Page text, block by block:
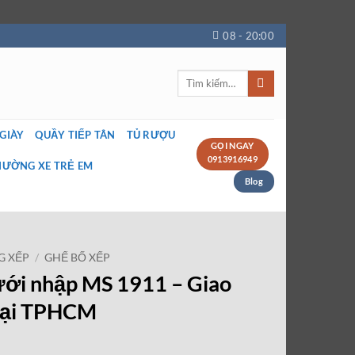
08 - 20:00
Tìm
QUẦY TIẾP TÂN TỦ RƯỢU
XE TRẺ EM
GỌI NGAY
0913916949
Blog
XẾP / GHẾ BỐ XẾP
nhập MS 1911 – Giao
TPHCM